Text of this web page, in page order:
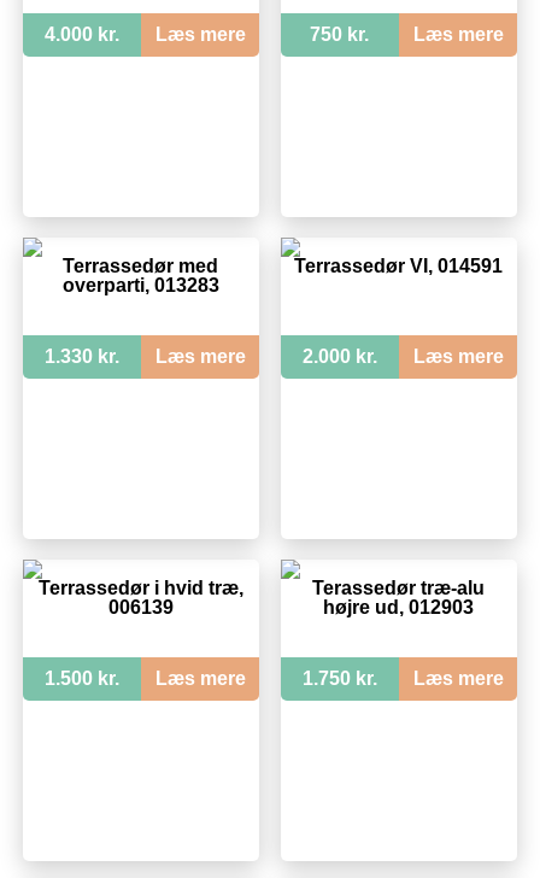
4.000 kr. Læs mere 750 kr. Læs mere
Terrassedør med
overparti, 013283
1.330 kr. Læs mere
Terrassedør VI, 014591
2.000 kr. Læs mere
Terrassedør i hvid træ,
006139
1.500 kr. Læs mere
Terassedør træ-alu
højre ud, 012903
1.750 kr. Læs mere